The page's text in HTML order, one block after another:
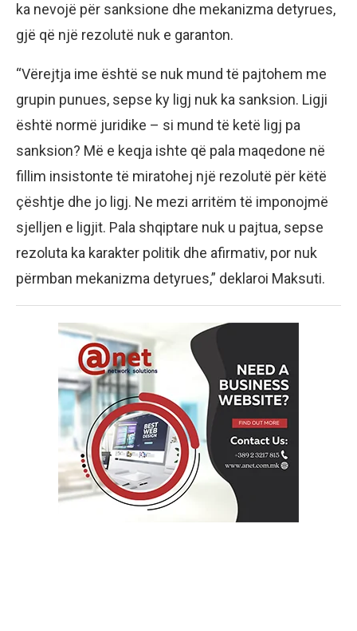
ka nevojë për sanksione dhe mekanizma detyrues,
gjë që një rezolutë nuk e garanton.
“Vërejtja ime është se nuk mund të pajtohem me
grupin punues, sepse ky ligj nuk ka sanksion. Ligji
është normë juridike – si mund të ketë ligj pa
sanksion? Më e keqja ishte që pala maqedone në
fillim insistonte të miratohej një rezolutë për këtë
çështje dhe jo ligj. Ne mezi arritëm të imponojmë
sjelljen e ligjit. Pala shqiptare nuk u pajtua, sepse
rezoluta ka karakter politik dhe afirmativ, por nuk
përmban mekanizma detyrues,” deklaroi Maksuti.